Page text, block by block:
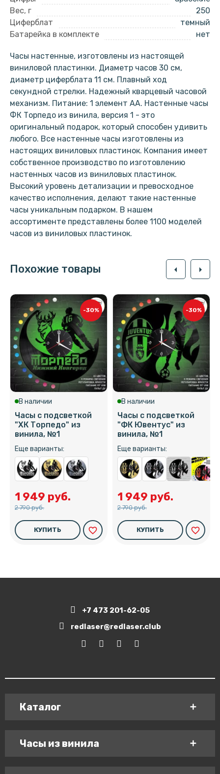
Вес, г
250
Циферблат
темный
Батарейка в комплекте
нет
Часы настенные, изготовлены из настоящей
виниловой пластинки. Диаметр часов 30 см,
диаметр циферблата 11 см. Плавный ход
секундной стрелки. Надежный кварцевый часовой
механизм. Питание: 1 элемент АА. Настенные часы
ФК Торпедо из винила, версия 1 - это
оригинальный подарок, который способен удивить
любого. Все настенные часы изготовлены из
настоящих виниловых пластинок. Компания имеет
собственное производство по изготовлению
настенных часов из виниловых пластинок.
Высокий уровень детализации и превосходное
качество исполнения, делают такие настенные
часы уникальным подарком. В нашем
ассортименте представлены более 1100 моделей
часов из виниловых пластинок.
Похожие товары arrow_left arrow_right
-30%
В наличии
Часы с подсветкой
"ХК Торпедо" из
винила, №1
Еще варианты:
1 949 руб.
2 790 руб.
КУПИТЬ favorite_border
-30%
В наличии
Часы с подсветкой
"ФК Ювентус" из
винила, №1
Еще варианты:
1 949 руб.
2 790 руб.
КУПИТЬ favorite_border
+7 473 201-62-05
redlaser@redlaser.club
Каталог
Часы из винила